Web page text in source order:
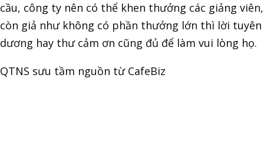
cầu, công ty nên có thể khen thưởng các giảng viên,
còn giả như không có phần thưởng lớn thì lời tuyên
dương hay thư cảm ơn cũng đủ để làm vui lòng họ.
QTNS sưu tầm nguồn từ CafeBiz